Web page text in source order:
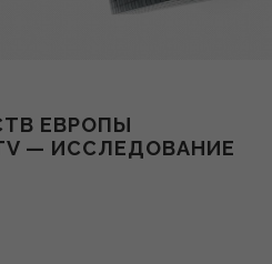
ЕВРОПЫ
— ИССЛЕДОВАНИЕ